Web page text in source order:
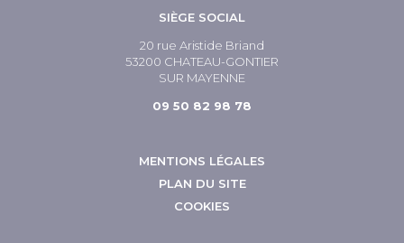
SIÈGE SOCIAL
20 rue Aristide Briand
53200 CHATEAU-GONTIER
SUR MAYENNE
09 50 82 98 78
MENTIONS LÉGALES
PLAN DU SITE
COOKIES